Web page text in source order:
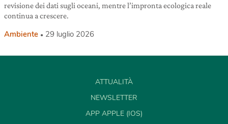
revisione dei dati sugli oceani, mentre l’impronta ecologica reale
continua a crescere.
Ambiente 29 luglio 2026
ATTUALITÀ
NEWSLETTER
APP APPLE (IOS)